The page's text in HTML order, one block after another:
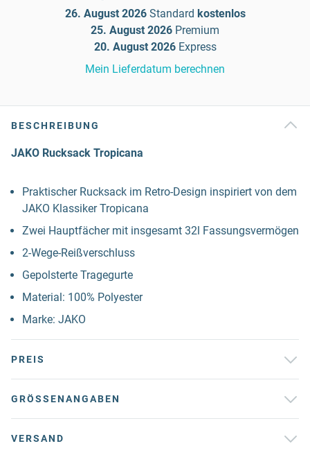
26. August 2026 Standard kostenlos
25. August 2026 Premium
20. August 2026 Express
Mein Lieferdatum berechnen
BESCHREIBUNG
JAKO Rucksack Tropicana
Praktischer Rucksack im Retro-Design inspiriert von dem
JAKO Klassiker Tropicana
Zwei Hauptfächer mit insgesamt 32l Fassungsvermögen
2-Wege-Reißverschluss
Gepolsterte Tragegurte
Material: 100% Polyester
Marke: JAKO
PREIS
GRÖSSENANGABEN
VERSAND